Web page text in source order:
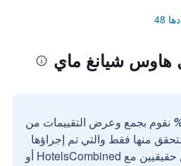
48
هاوس شيانغ ماي
نقوم بجمع وعرض التقييمات من
منها فقط والتي تم إجراؤها
بواسطة مستخدمين حقيقيين مع HotelsCombined أو